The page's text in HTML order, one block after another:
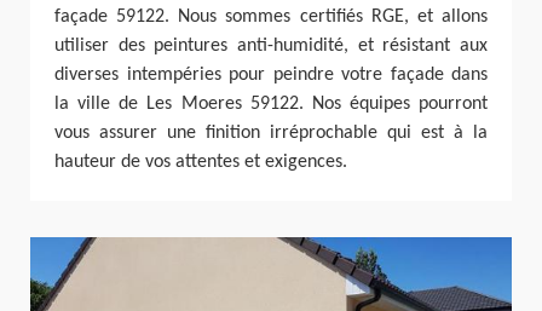
façade 59122. Nous sommes certifiés RGE, et allons
utiliser des peintures anti-humidité, et résistant aux
diverses intempéries pour peindre votre façade dans
la ville de Les Moeres 59122. Nos équipes pourront
vous assurer une finition irréprochable qui est à la
hauteur de vos attentes et exigences.